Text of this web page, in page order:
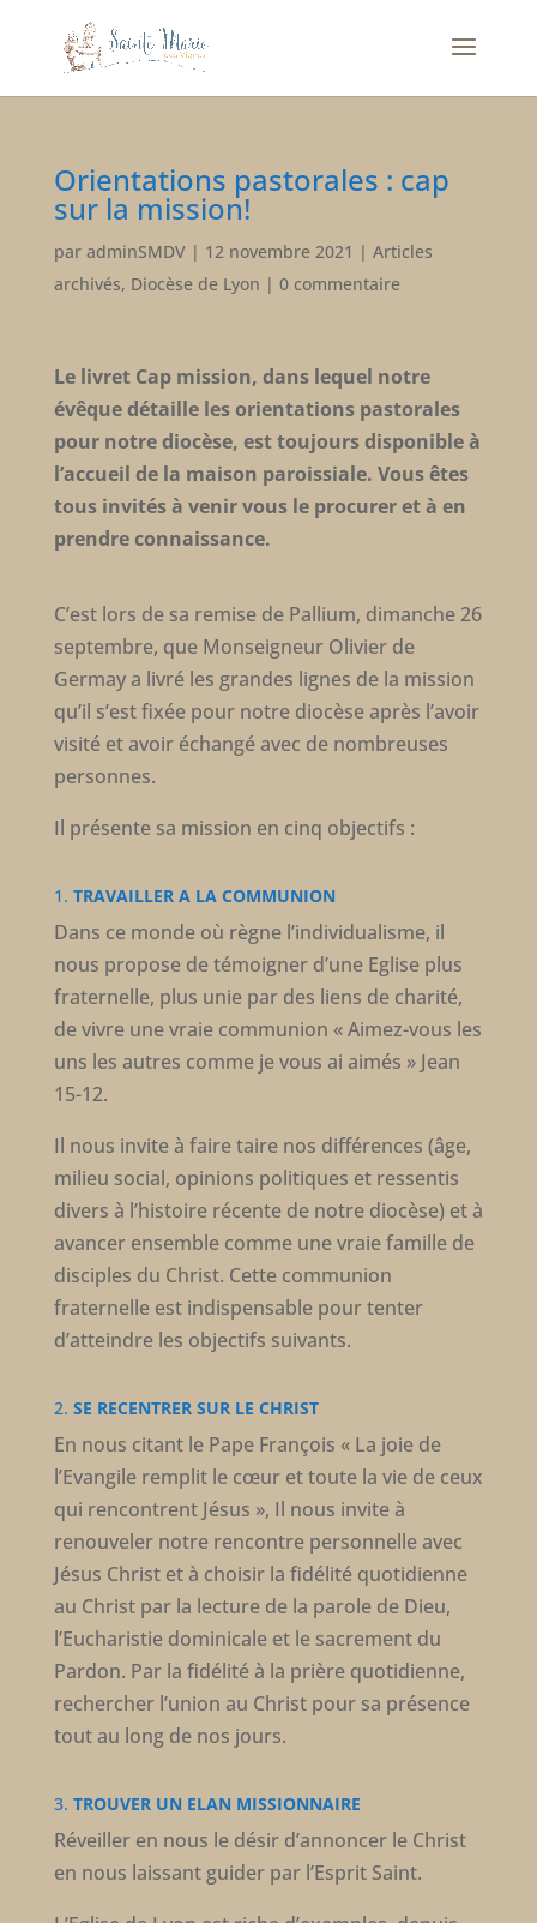
Orientations pastorales : cap
sur la mission!
par adminSMDV| 12 novembre 2021 | Articles
archivés, Diocèse de Lyon | 0 commentaire
Le livret Cap mission, dans lequel notre
évêque détaille les orientations pastorales
pour notre diocèse, est toujours disponible à
l’accueil de la maison paroissiale. Vous êtes
tous invités à venir vous le procurer et à en
prendre connaissance.
C’est lors de sa remise de Pallium, dimanche 26
septembre, que Monseigneur Olivier de
Germay a livré les grandes lignes de la mission
qu’il s’est fixée pour notre diocèse après l’avoir
visité et avoir échangé avec de nombreuses
personnes.
Il présente sa mission en cinq objectifs :
1. TRAVAILLER A LA COMMUNION
Dans ce monde où règne l’individualisme, il
nous propose de témoigner d’une Eglise plus
fraternelle, plus unie par des liens de charité,
de vivre une vraie communion « Aimez-vous les
uns les autres comme je vous ai aimés » Jean
15-12.
Il nous invite à faire taire nos différences (âge,
milieu social, opinions politiques et ressentis
divers à l’histoire récente de notre diocèse) et à
avancer ensemble comme une vraie famille de
disciples du Christ. Cette communion
fraternelle est indispensable pour tenter
d’atteindre les objectifs suivants.
2. SE RECENTRER SUR LE CHRIST
En nous citant le Pape François « La joie de
l’Evangile remplit le cœur et toute la vie de ceux
qui rencontrent Jésus », Il nous invite à
renouveler notre rencontre personnelle avec
Jésus Christ et à choisir la fidélité quotidienne
au Christ par la lecture de la parole de Dieu,
l’Eucharistie dominicale et le sacrement du
Pardon. Par la fidélité à la prière quotidienne,
rechercher l’union au Christ pour sa présence
tout au long de nos jours.
3. TROUVER UN ELAN MISSIONNAIRE
Réveiller en nous le désir d’annoncer le Christ
en nous laissant guider par l’Esprit Saint.